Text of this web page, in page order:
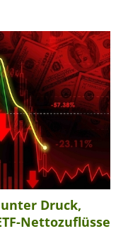
Druck,
Nettozuflüsse